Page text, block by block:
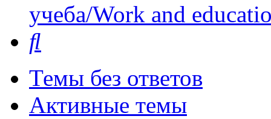
учеба/Work and
Темы без ответов
Активные темы